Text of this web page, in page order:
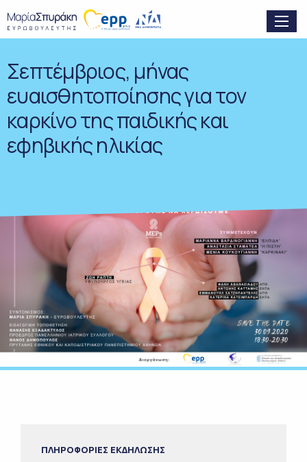
Σεπτέμβριος, μήνας
ευαισθητοποίησης για τον
καρκίνο της παιδικής και
εφηβικής ηλικίας
ΠΛΗΡΟΦΟΡΙΕΣ ΕΚΔΗΛΩΣΗΣ